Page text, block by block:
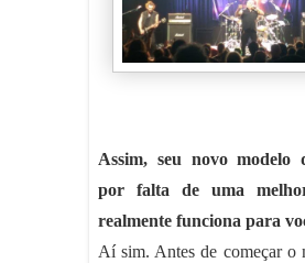
Assim, seu novo modelo
por falta de uma
realmente funciona para
Aí sim. Antes de começar o